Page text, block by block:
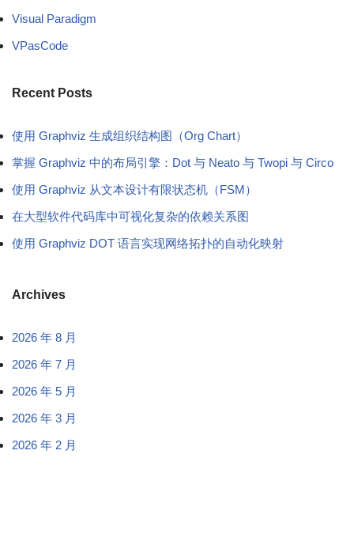
Visual Paradigm
VPasCode
Recent Posts
使用 Graphviz 生成组织结构图（Org Chart）
掌握 Graphviz 中的布局引擎：Dot 与 Neato 与 Twopi 与 Circo
使用 Graphviz 从文本设计有限状态机（FSM）
在大型软件代码库中可视化复杂的依赖关系图
使用 Graphviz DOT 语言实现网络拓扑的自动化映射
Archives
2026 年 8 月
2026 年 7 月
2026 年 5 月
2026 年 3 月
2026 年 2 月